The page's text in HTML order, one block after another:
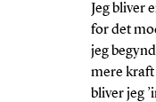
Jeg bliver
for det
jeg
mere
bliver jeg